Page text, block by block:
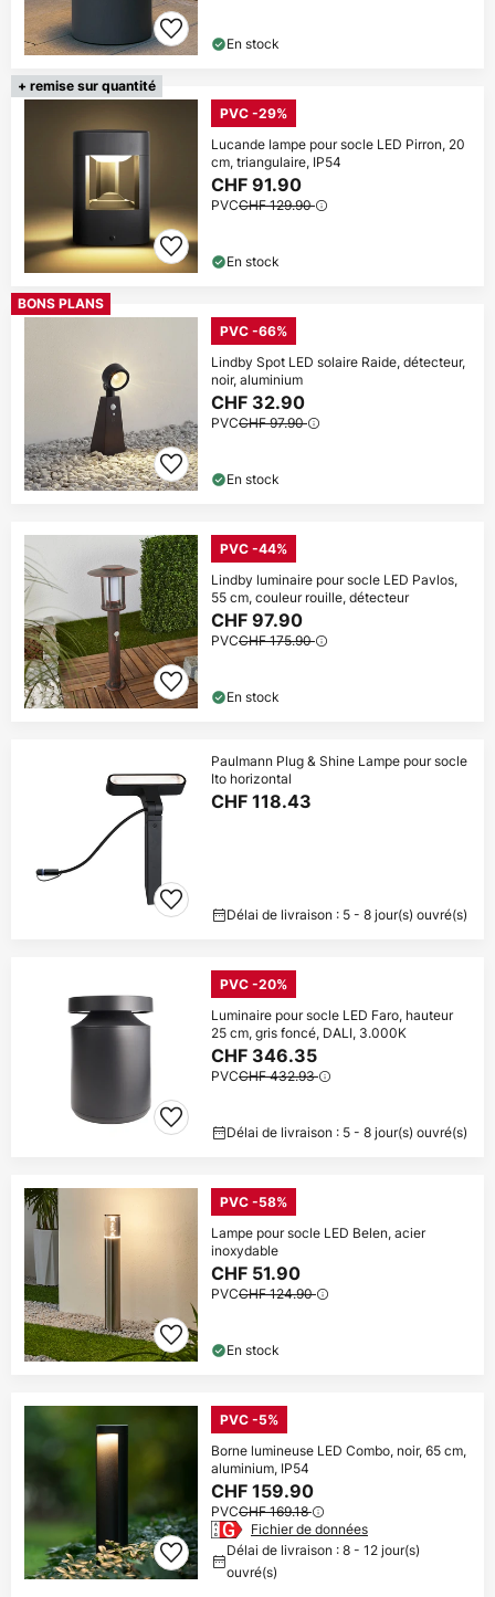
En stock
+ remise sur quantité
PVC -29%
Lucande lampe pour socle LED Pirron, 20
cm, triangulaire, IP54
CHF 91.90
PVCCHF 129.90
En stock
BONS PLANS
PVC -66%
Lindby Spot LED solaire Raide, détecteur,
noir, aluminium
CHF 32.90
PVCCHF 97.90
En stock
PVC -44%
Lindby luminaire pour socle LED Pavlos,
55 cm, couleur rouille, détecteur
CHF 97.90
PVCCHF 175.90
En stock
Paulmann Plug & Shine Lampe pour socle
Ito horizontal
CHF 118.43
Délai de livraison : 5 - 8 jour(s) ouvré(s)
PVC -20%
Luminaire pour socle LED Faro, hauteur
25 cm, gris foncé, DALI, 3.000K
CHF 346.35
PVCCHF 432.93
Délai de livraison : 5 - 8 jour(s) ouvré(s)
PVC -58%
Lampe pour socle LED Belen, acier
inoxydable
CHF 51.90
PVCCHF 124.90
En stock
PVC -5%
Borne lumineuse LED Combo, noir, 65 cm,
aluminium, IP54
CHF 159.90
PVCCHF 169.18
Fichier de données
Délai de livraison : 8 - 12 jour(s)
ouvré(s)